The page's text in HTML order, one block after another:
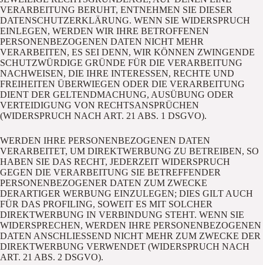
VERARBEITUNG BERUHT, ENTNEHMEN SIE DIESER
DATENSCHUTZERKLÄRUNG. WENN SIE WIDERSPRUCH
EINLEGEN, WERDEN WIR IHRE BETROFFENEN
PERSONENBEZOGENEN DATEN NICHT MEHR
VERARBEITEN, ES SEI DENN, WIR KÖNNEN ZWINGENDE
SCHUTZWÜRDIGE GRÜNDE FÜR DIE VERARBEITUNG
NACHWEISEN, DIE IHRE INTERESSEN, RECHTE UND
FREIHEITEN ÜBERWIEGEN ODER DIE VERARBEITUNG
DIENT DER GELTENDMACHUNG, AUSÜBUNG ODER
VERTEIDIGUNG VON RECHTSANSPRÜCHEN
(WIDERSPRUCH NACH ART. 21 ABS. 1 DSGVO).
WERDEN IHRE PERSONENBEZOGENEN DATEN
VERARBEITET, UM DIREKTWERBUNG ZU BETREIBEN, SO
HABEN SIE DAS RECHT, JEDERZEIT WIDERSPRUCH
GEGEN DIE VERARBEITUNG SIE BETREFFENDER
PERSONENBEZOGENER DATEN ZUM ZWECKE
DERARTIGER WERBUNG EINZULEGEN; DIES GILT AUCH
FÜR DAS PROFILING, SOWEIT ES MIT SOLCHER
DIREKTWERBUNG IN VERBINDUNG STEHT. WENN SIE
WIDERSPRECHEN, WERDEN IHRE PERSONENBEZOGENEN
DATEN ANSCHLIESSEND NICHT MEHR ZUM ZWECKE DER
DIREKTWERBUNG VERWENDET (WIDERSPRUCH NACH
ART. 21 ABS. 2 DSGVO).